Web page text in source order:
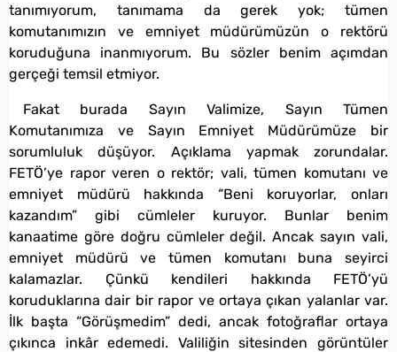
tanımıyorum, tanımama da gerek yok; tümen
komutanımızın ve emniyet müdürümüzün o rektörü
koruduğuna inanmıyorum. Bu sözler benim açımdan
gerçeği temsil etmiyor.
Fakat burada Sayın Valimize, Sayın Tümen
Komutanımıza ve Sayın Emniyet Müdürümüze bir
sorumluluk düşüyor. Açıklama yapmak zorundalar.
FETÖ’ye rapor veren o rektör; vali, tümen komutanı ve
emniyet müdürü hakkında “Beni koruyorlar, onları
kazandım” gibi cümleler kuruyor. Bunlar benim
kanaatime göre doğru cümleler değil. Ancak sayın vali,
emniyet müdürü ve tümen komutanı buna seyirci
kalamazlar. Çünkü kendileri hakkında FETÖ’yü
koruduklarına dair bir rapor ve ortaya çıkan yalanlar var.
İlk başta “Görüşmedim” dedi, ancak fotoğraflar ortaya
çıkınca inkâr edemedi. Valiliğin sitesinden görüntüler